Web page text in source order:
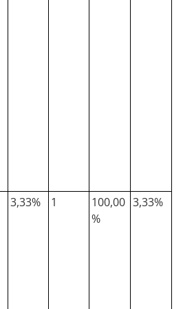
3,33% 1
100,00
%
3,33%